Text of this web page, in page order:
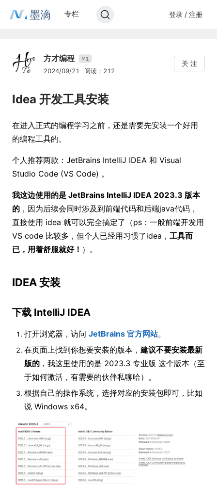
墨滴 专栏 登录 / 注册
方才编程 V1
2024/09/21 阅读：212
关 注
Idea 开发工具安装
在进入正式的编程学习之前，还是需要先安装一个好用
的编程工具的。
个人推荐两款：JetBrains IntelliJ IDEA 和 Visual
Studio Code (VS Code) 。
我这边使用的是 JetBrains IntelliJ IDEA 2023.3 版本
的 ，因为后续会同时涉及到前端代码和后端java代码，
直接使用 idea 就可以完全搞定了（ps：一般前端开发用
VS code 比较多，但个人已经用习惯了idea， 工具而
已，用着舒服就好！ ）。
IDEA 安装
下载 IntelliJ IDEA
打开浏览器，访问 JetBrains 官方网站。
在页面上找到你想要安装的版本， 建议不要安装最新
版的 ，我这里使用的是 2023.3 专业版 这个版本（至
于如何激活，有需要的伙伴私聊哈）。
根据自己的操作系统，选择对应的安装包即可，比如
说 Windows x64。